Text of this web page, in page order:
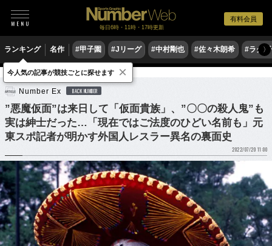
有料会員
毎日6時・11時・17時更新
ランキング 名作 #甲子園 #Jリーグ #中村剛也 #佐々木朗希 #ラグ〉
格闘技 プロレス
Number Ex BACK NUMBER
”悪魔仮面”は来日して「仮面貴族」、”〇〇の殺人鬼”も
実は紳士だった…「現在ではご法度のひどい名前も」元
東スポ記者が明かす外国人レスラー異名の裏面史
2022/07/20 11:00
今人気の記事が競技ごとに探せます ×